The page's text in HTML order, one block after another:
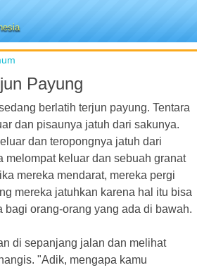
Payung
berlatih terjun payung. Tentara
dan pisaunya jatuh dari sakunya.
dan teropongnya jatuh dari
melompat keluar dan sebuah granat
mereka mendarat, mereka pergi
mereka jatuhkan karena hal itu bisa
bagi orang-orang yang ada di bawah.
di sepanjang jalan dan melihat
"Adik, mengapa kamu